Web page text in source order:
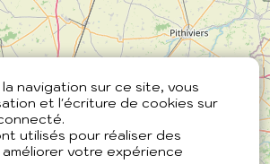
navigation sur ce site, vous
et l'écriture de cookies sur
utilisés pour réaliser des
votre expérience